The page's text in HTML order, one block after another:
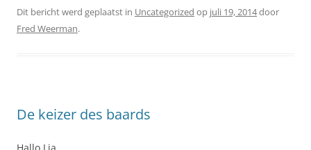
Dit bericht werd geplaatst in Uncategorized op juli 19, 2014door
Fred Weerman.
De keizer des baards